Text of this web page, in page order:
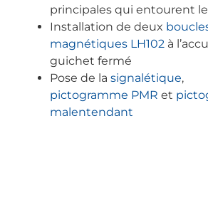
principales qui entourent le
Installation de deux
magnétiques LH102 à
guichet fermé
Pose de la signalétique,
pictogramme PMR et
malentendant